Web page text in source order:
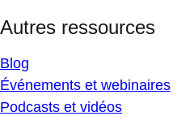
Autres ressources
Blog
Événements et webinaires
Podcasts et vidéos